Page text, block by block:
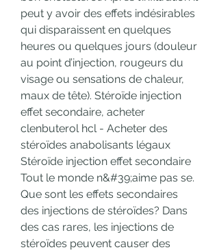
peut y avoir des effets indésirables
qui disparaissent en quelques
heures ou quelques jours (douleur
au point d’injection, rougeurs du
visage ou sensations de chaleur,
maux de tête). Stéroïde injection
effet secondaire, acheter
clenbuterol hcl - Acheter des
stéroïdes anabolisants légaux
Stéroïde injection effet secondaire
Tout le monde n&#39;aime pas se.
Que sont les effets secondaires
des injections de stéroïdes? Dans
des cas rares, les injections de
stéroïdes peuvent causer des